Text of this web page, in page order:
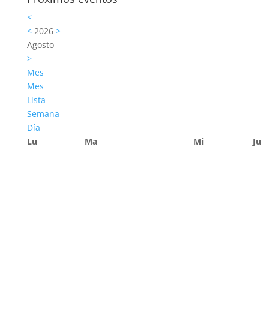
<
<2026 >
Agosto
>
Mes
Mes
Lista
Semana
Día
Lu
Ma Mi Ju